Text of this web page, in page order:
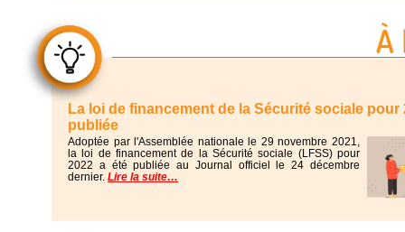
La loi de financement de la Sécurité sociale pour
publiée
Adoptée par l'Assemblée nationale le 29 novembre 2021,
la loi de financement de la Sécurité sociale (LFSS) pour
2022 a été publiée au Journal officiel le 24 décembre
dernier. Lire la suite…